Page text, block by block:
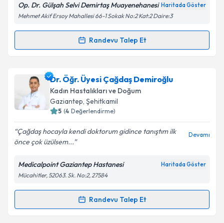
Kişisel verilerimin işlenmesine ilişkin Aydınlatma
Metni'ni okudum ve kişisel verilerimin belirtilen
kapsamda işlenmesini kabul ediyorum.
Op. Dr. Gülşah Selvi Demirtaş Muayenehanesi Haritada Göster
Mehmet Akif Ersoy Mahallesi 66-1 Sokak No:2 Kat:2 Daire:3
Randevu Talep Et
Randevu Takvimi Talebi
Doç. Dr. Gülşah Selvi Demirtaşiçin randevu takvimi
talebi oluşturun. Size bu uzmandan randevu almanız
için bir takvim hazırlandığında e-posta ile
bilgilendireceğiz.
E-posta Adresiniz
Kişisel verilerimin işlenmesine ilişkin
Metni'ni okudum ve kişisel verilerimin belirtilen
kapsamda işlenmesini kabul ediyorum.
Dr. Öğr. Üyesi Çağdaş Demiroğlu
Kadın Hastalıkları ve Doğum
Gaziantep, Şehitkamil
5 (4 Değerlendirme)
Çağdaş hocayla kendi doktorum gidince tanıştım ilk
önce çok üzülsem...
Devamı
Medicalpoint Gaziantep Hastanesi Haritada Göster
Mücahitler, 52063. Sk. No:2, 27584
Randevu Talep Et
Randevu Takvimi Talebi